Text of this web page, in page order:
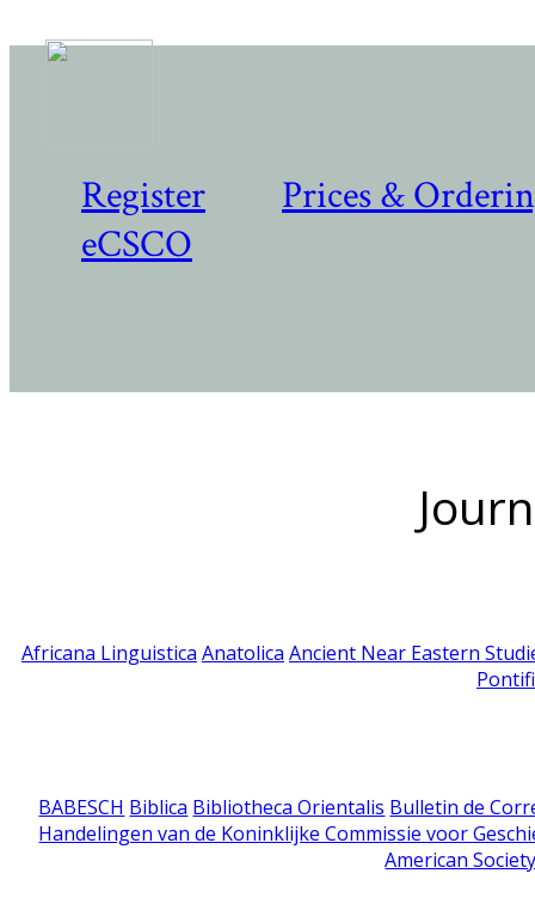
Register
Prices &
eCSCO
Africana Linguistica Anatolica Ancient Near Eastern
BABESCH Biblica Bibliotheca Orientalis Bulletin de
Handelingen van de Koninklijke Commissie voor
American